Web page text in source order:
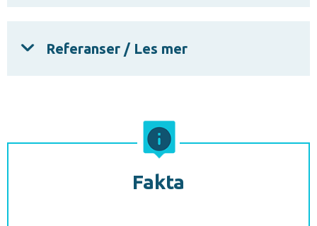
Referanser / Les mer
Fakta